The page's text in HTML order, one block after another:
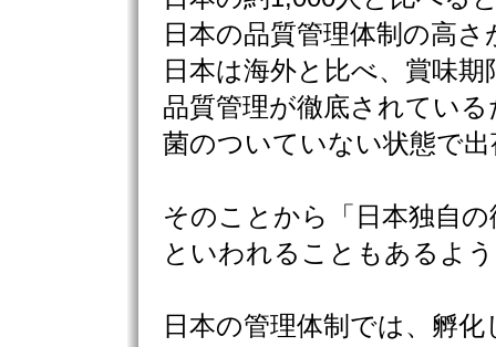
日本の品質管理体制の高
日本は海外と比べ、賞味期
品質管理が徹底されている
菌のついていない状態で
そのことから「日本独自
といわれることもあるよ
日本の管理体制では、孵